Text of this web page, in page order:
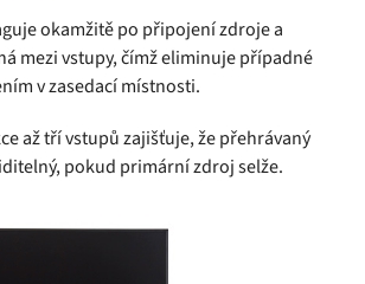
okamžitě po připojení zdroje a
mezi vstupy, čímž eliminuje případné
v zasedací místnosti.
až tří vstupů zajišťuje, že přehrávaný
pokud primární zdroj selže.